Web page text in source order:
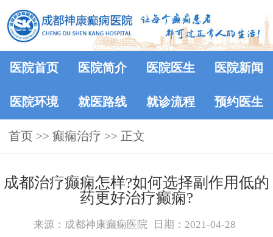
医院首页 医院简介 医院医生 医院新闻
医院环境 就医路线 就诊流程 预约医生
首页 >> 癫痫治疗 >> 正文
成都治疗癫痫怎样?如何选择副作用低的
药更好治疗癫痫?
来源：成都神康癫痫医院 日期：2021-04-28